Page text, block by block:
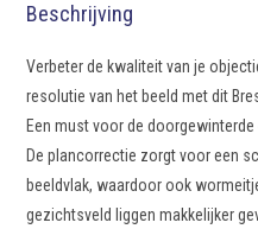
Beschrijving
Verbeter de kwaliteit van je
resolutie van het beeld met dit
Een must voor de
De plancorrectie zorgt voor een
beeldvlak, waardoor ook
gezichtsveld liggen makkelijker